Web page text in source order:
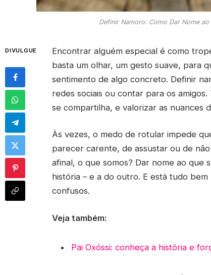
Definir Namoro: Como Dar Nome
DIVULGUE
Encontrar alguém especial é como
basta um olhar, um gesto suave, para
sentimento de algo concreto. Definir
redes sociais ou contar para os
se compartilha, e valorizar as nuances
Às vezes, o medo de rotular impede
parecer carente, de assustar ou de
afinal, o que somos? Dar nome ao
história – e a do outro. E está tudo
confusos.
Veja também:
Pai Oxóssi: conheça a história e